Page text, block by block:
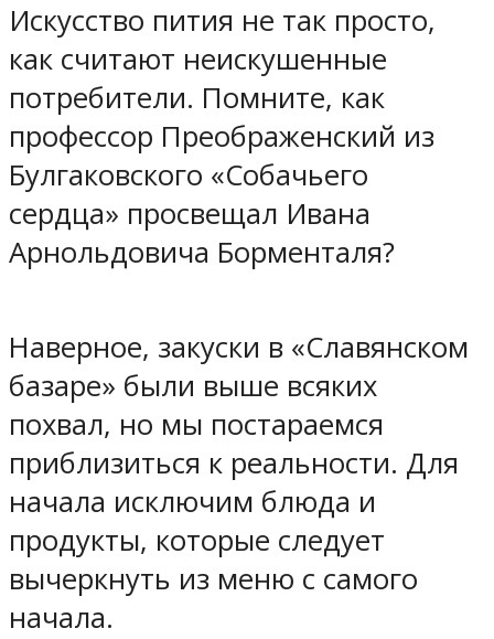
Искусство пития не так просто,
как считают неискушенные
потребители. Помните, как
профессор Преображенский из
Булгаковского «Собачьего
сердца» просвещал Ивана
Арнольдовича Борменталя?
Наверное, закуски в «Славянском
базаре» были выше всяких
похвал, но мы постараемся
приблизиться к реальности. Для
начала исключим блюда и
продукты, которые следует
вычеркнуть из меню с самого
начала.